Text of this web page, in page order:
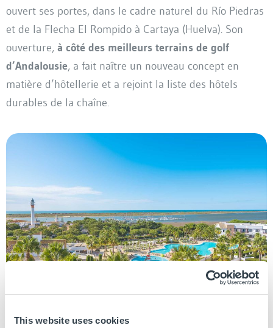
This website uses cookies
ouvert ses portes, dans le cadre naturel du Río Piedras
et de la Flecha El Rompido à Cartaya (Huelva). Son
ouverture, à côté des meilleurs terrains de golf
d’Andalousie, a fait naître un nouveau concept en
matière d’hôtellerie et a rejoint la liste des hôtels
durables de la chaîne.
Hotel Fuerte el Rompido
Trois ans plus tard, en 2008, la construction des